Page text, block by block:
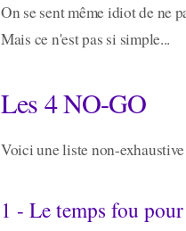
On se sent même idiot de ne
Mais ce n'est pas si simple...
Les 4 NO-GO
Voici une liste non-
1 - Le temps fou